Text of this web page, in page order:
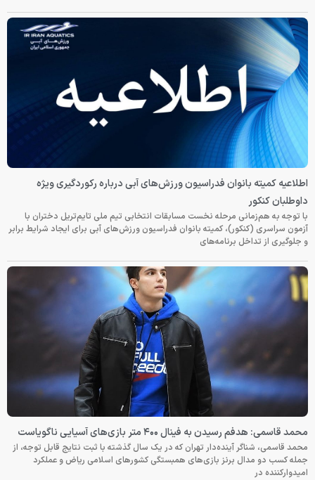
اطلاعیه کمیته بانوان فدراسیون ورزش‌های آبی درباره رکوردگیری ویژه
داوطلبان کنکور
با توجه به هم‌زمانی مرحله نخست مسابقات انتخابی تیم ملی تایم‌تریل دختران با
آزمون سراسری (کنکور)، کمیته بانوان فدراسیون ورزش‌های آبی برای ایجاد شرایط برابر
و جلوگیری از تداخل برنامه‌های
محمد قاسمی: هدفم رسیدن به فینال ۴۰۰ متر بازی‌های آسیایی ناگویاست
محمد قاسمی، شناگر آینده‌دار تهران که در یک سال گذشته با ثبت نتایج قابل توجه، از
جمله کسب دو مدال برنز بازی‌های همبستگی کشورهای اسلامی ریاض و عملکرد
امیدوارکننده در